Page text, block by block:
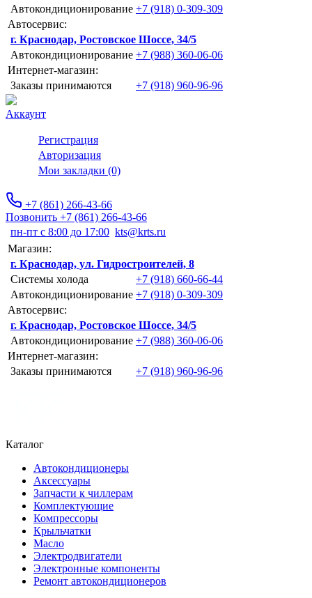
Автокондиционирование +7 (918) 0-309-309
Автосервис:
г. Краснодар, Ростовское Шоссе, 34/5
Автокондиционирование +7 (988) 360-06-06
Интернет-магазин:
Заказы принимаются
+7 (918) 960-96-96
Аккаунт
Регистрация
Авторизация
Мои закладки (0)
+7 (861) 266-43-66
Позвонить +7 (861) 266-43-66
пн-пт с 8:00 до 17:00 kts@krts.ru
Магазин:
г. Краснодар, ул. Гидростроителей, 8
Системы холода
+7 (918) 660-66-44
Автокондиционирование +7 (918) 0-309-309
Автосервис:
г. Краснодар, Ростовское Шоссе, 34/5
Автокондиционирование +7 (988) 360-06-06
Интернет-магазин:
Заказы принимаются
+7 (918) 960-96-96
Каталог
Автокондиционеры
Аксессуары
Запчасти к чиллерам
Комплектующие
Компрессоры
Крыльчатки
Масло
Электродвигатели
Электронные компоненты
Ремонт автокондиционеров